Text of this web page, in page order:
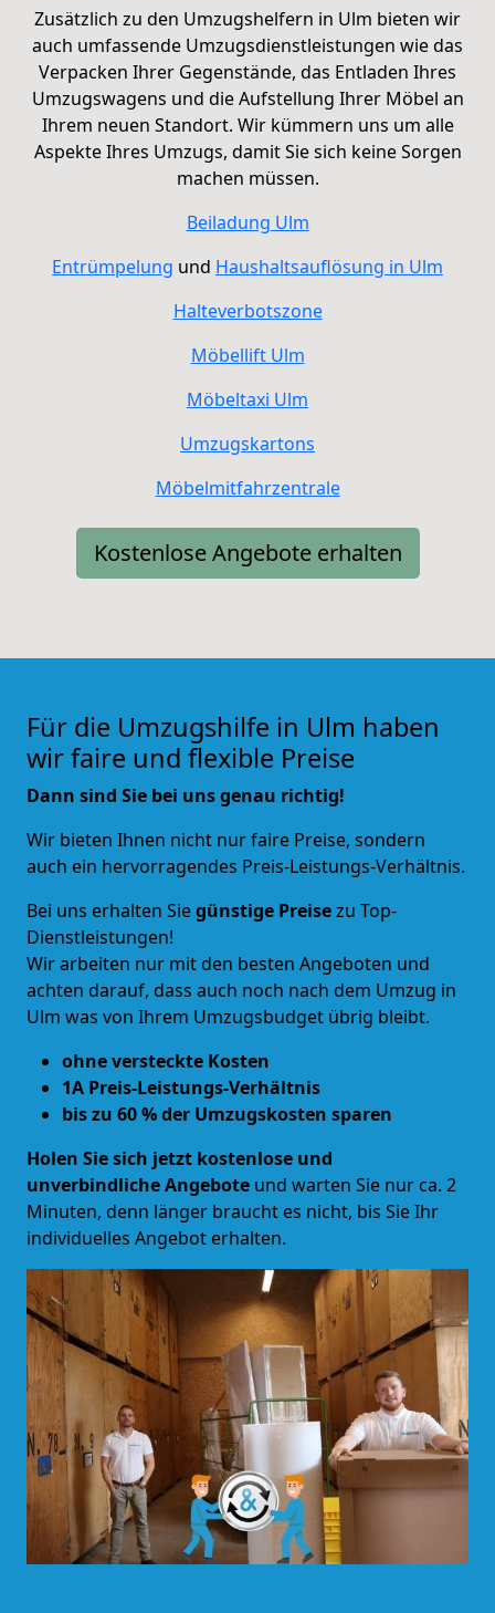
Zusätzlich zu den Umzugshelfern in Ulm bieten wir
auch umfassende Umzugsdienstleistungen wie das
Verpacken Ihrer Gegenstände, das Entladen Ihres
Umzugswagens und die Aufstellung Ihrer Möbel an
Ihrem neuen Standort. Wir kümmern uns um alle
Aspekte Ihres Umzugs, damit Sie sich keine Sorgen
machen müssen.
Beiladung Ulm
Entrümpelung und Haushaltsauflösung in Ulm
Halteverbotszone
Möbellift Ulm
Möbeltaxi Ulm
Umzugskartons
Möbelmitfahrzentrale
Kostenlose Angebote erhalten
Für die Umzugshilfe in Ulm haben
wir faire und flexible Preise
Dann sind Sie bei uns genau richtig!
Wir bieten Ihnen nicht nur faire Preise, sondern
auch ein hervorragendes Preis-Leistungs-Verhältnis.
Bei uns erhalten Siegünstige Preisezu Top-
Dienstleistungen!
Wir arbeiten nur mit den besten Angeboten und
achten darauf, dass auch noch nach dem Umzug in
Ulm was von Ihrem Umzugsbudget übrig bleibt.
ohne versteckte Kosten
1A Preis-Leistungs-Verhältnis
bis zu 60 % der Umzugskosten sparen
Holen Sie sich jetzt kostenlose und
unverbindliche Angebote und warten Sie nur ca. 2
Minuten, denn länger braucht es nicht, bis Sie Ihr
individuelles Angebot erhalten.